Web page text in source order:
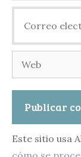
electrónico
Web
Este sitio usa